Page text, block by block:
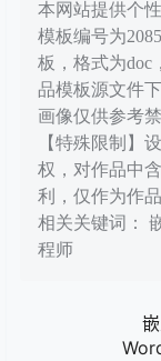
本网站提供个
模板编号为
板，格式为doc
品模板源文件
画像仅供参考禁
【特殊限制】
权，对作品中
利，仅作为作
相关关键词：
程师